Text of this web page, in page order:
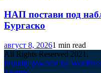
НАП постави под
Бургаско
август 8, 20261 min read
All Rights Reserved 2021.
Proudly powered by